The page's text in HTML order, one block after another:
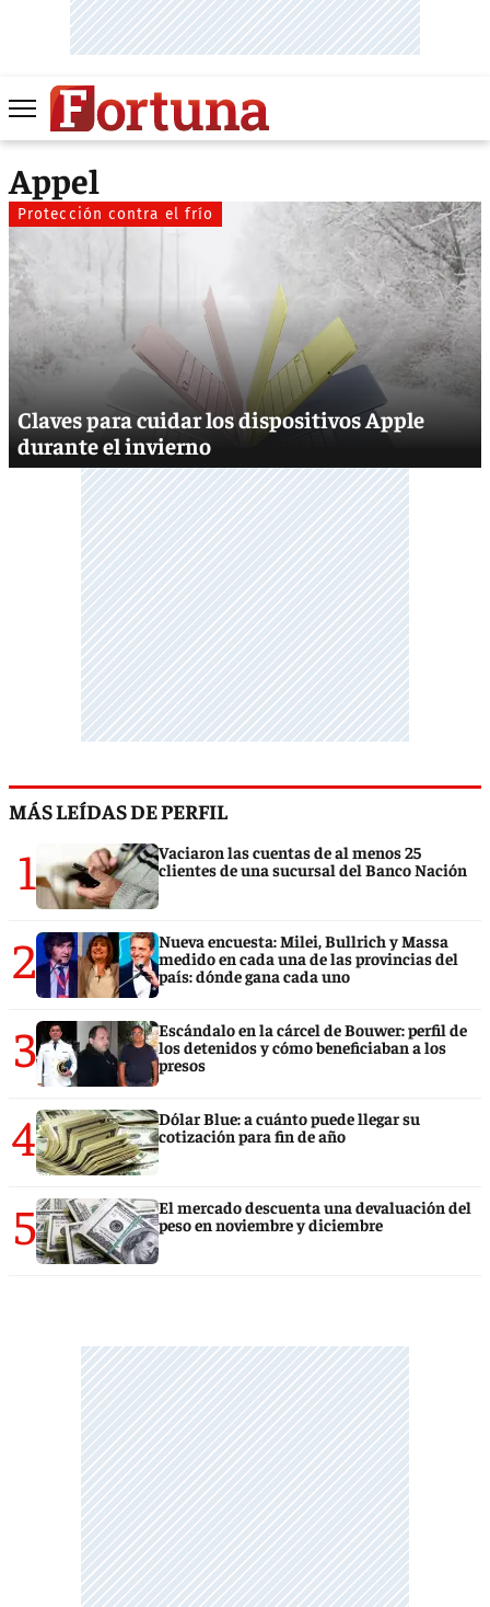
Appel
Protección contra el frío
Claves para cuidar los dispositivos Apple
durante el invierno
MÁS LEÍDAS DE PERFIL
1
Vaciaron las cuentas de al menos 25
clientes de una sucursal del Banco Nación
2
Nueva encuesta: Milei, Bullrich y Massa
medido en cada una de las provincias del
país: dónde gana cada uno
3
Escándalo en la cárcel de Bouwer: perfil de
los detenidos y cómo beneficiaban a los
presos
4
Dólar Blue: a cuánto puede llegar su
cotización para fin de año
5
El mercado descuenta una devaluación del
peso en noviembre y diciembre